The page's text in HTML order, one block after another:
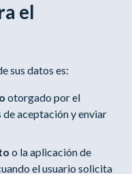
el
sus datos es:
otorgado por el
de aceptación y enviar
o la aplicación de
el usuario solicita